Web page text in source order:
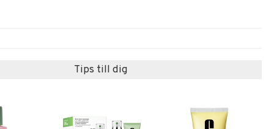
Tips till dig